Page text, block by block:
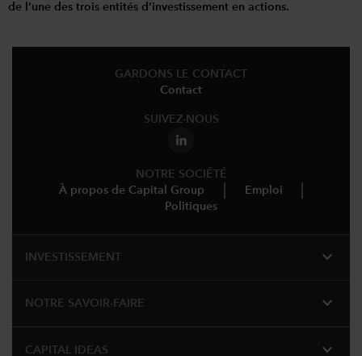
de l’une des trois entités d’investissement en actions.
GARDONS LE CONTACT
Contact
SUIVEZ-NOUS
NOTRE SOCIÉTÉ
À propos de Capital Group
Emploi
Politiques
INVESTISSEMENT expand_more
NOTRE SAVOIR-FAIRE expand_more
CAPITAL IDEAS expand_more